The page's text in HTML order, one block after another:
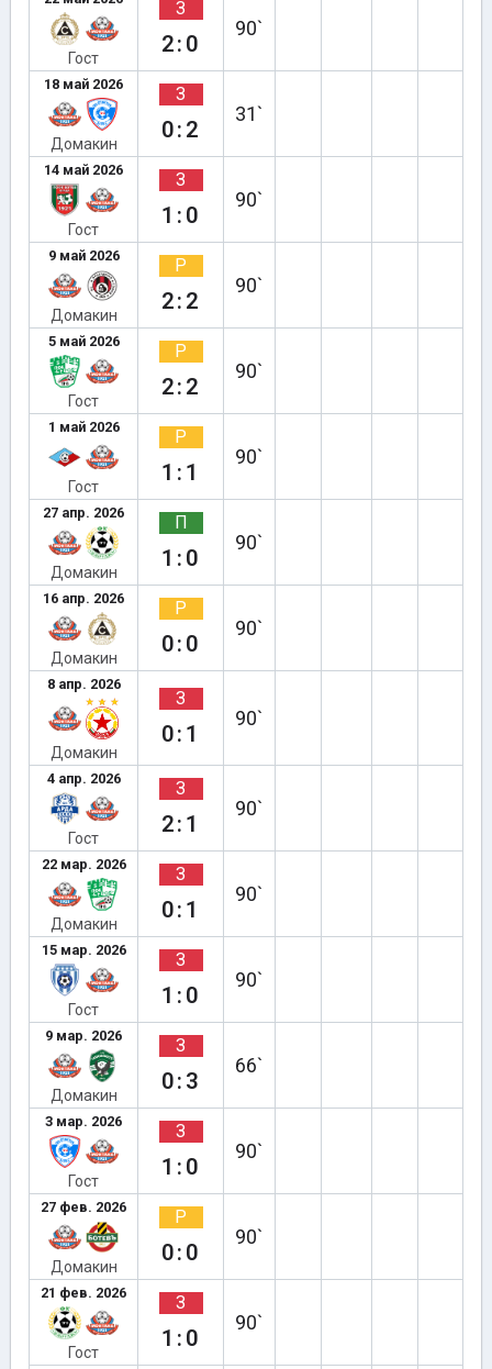
Гост
З
2:0
90`
18 май 2026
Домакин
З
0:2
31`
14 май 2026
Гост
З
1:0
90`
9 май 2026
Домакин
Р
2:2
90`
5 май 2026
Гост
Р
2:2
90`
1 май 2026
Гост
Р
1:1
90`
27 апр. 2026
Домакин
П
1:0
90`
16 апр. 2026
Домакин
Р
0:0
90`
8 апр. 2026
Домакин
З
0:1
90`
4 апр. 2026
Гост
З
2:1
90`
22 мар. 2026
Домакин
З
0:1
90`
15 мар. 2026
Гост
З
1:0
90`
9 мар. 2026
Домакин
З
0:3
66`
3 мар. 2026
Гост
З
1:0
90`
27 фев. 2026
Домакин
Р
0:0
90`
21 фев. 2026
Гост
З
1:0
90`